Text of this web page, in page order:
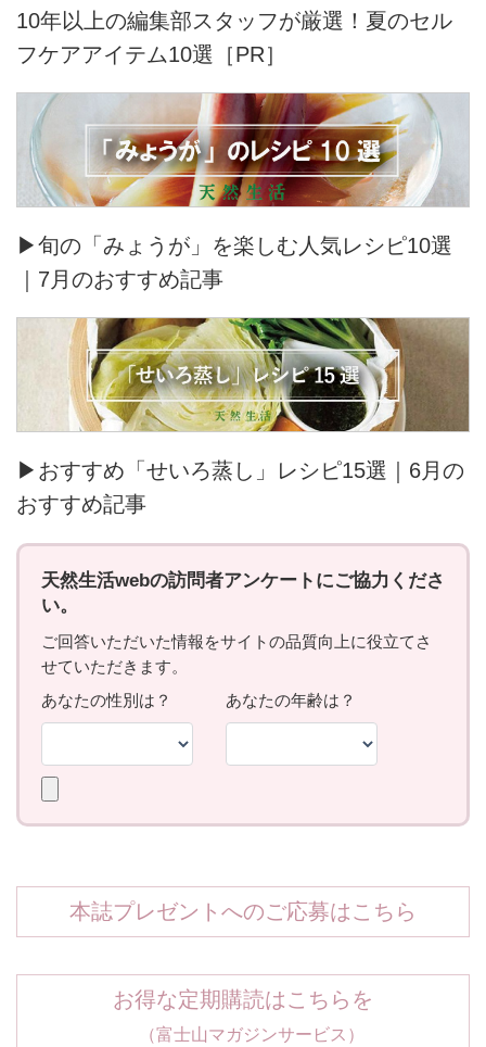
10年以上の編集部スタッフが厳選！夏のセル
フケアアイテム10選［PR］
▶旬の「みょうが」を楽しむ人気レシピ10選
｜7月のおすすめ記事
▶おすすめ「せいろ蒸し」レシピ15選｜6月の
おすすめ記事
本誌プレゼントへのご応募はこちら
お得な定期購読はこちらを
（富士山マガジンサービス）